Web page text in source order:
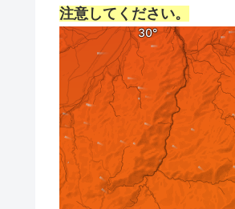
注意してください。